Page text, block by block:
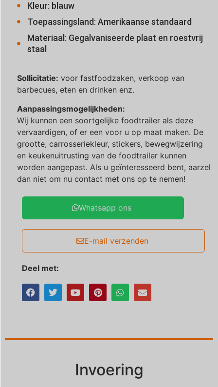
Kleur: blauw
Toepassingsland: Amerikaanse standaard
Materiaal: Gegalvaniseerde plaat en roestvrij
staal
Sollicitatie: voor fastfoodzaken, verkoop van
barbecues, eten en drinken enz.
Aanpassingsmogelijkheden:
Wij kunnen een soortgelijke foodtrailer als deze
vervaardigen, of er een voor u op maat maken. De
grootte, carrosseriekleur, stickers, bewegwijzering
en keukenuitrusting van de foodtrailer kunnen
worden aangepast. Als u geïnteresseerd bent, aarzel
dan niet om nu contact met ons op te nemen!
Whatsapp ons
E-mail verzenden
Deel met:
Invoering